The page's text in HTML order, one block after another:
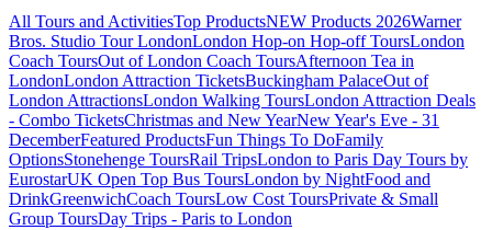
All Tours and ActivitiesTop ProductsNEW Products 2026Warner
Bros. Studio Tour LondonLondon Hop-on Hop-off ToursLondon
Coach ToursOut of London Coach ToursAfternoon Tea in
LondonLondon Attraction TicketsBuckingham PalaceOut of
London AttractionsLondon Walking ToursLondon Attraction Deals
- Combo TicketsChristmas and New YearNew Year's Eve - 31
DecemberFeatured ProductsFun Things To DoFamily
OptionsStonehenge ToursRail TripsLondon to Paris Day Tours by
EurostarUK Open Top Bus ToursLondon by NightFood and
DrinkGreenwichCoach ToursLow Cost ToursPrivate & Small
Group ToursDay Trips - Paris to London